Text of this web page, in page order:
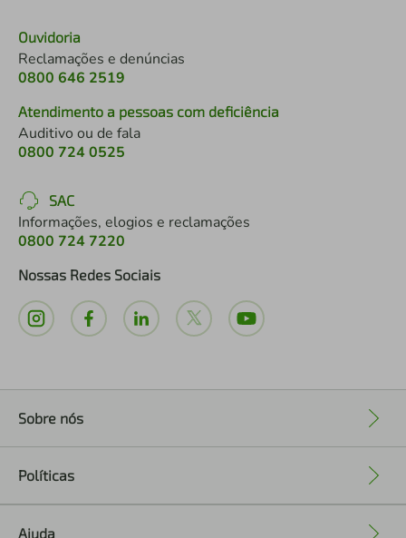
Ouvidoria
Reclamações e denúncias
0800 646 2519
Atendimento a pessoas com deficiência
Auditivo ou de fala
0800 724 0525
SAC
Informações, elogios e reclamações
0800 724 7220
Nossas Redes Sociais
Sobre nós
Políticas
Ajuda